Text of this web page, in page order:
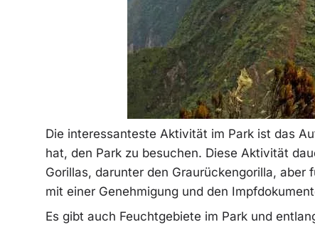
Die interessanteste Aktivität im Park ist das
hat, den Park zu besuchen. Diese Aktivität
Gorillas, darunter den Graurückengorilla,
mit einer Genehmigung und den
Es gibt auch Feuchtgebiete im Park und